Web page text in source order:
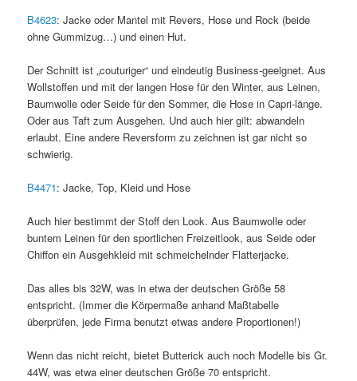
B4623: Jacke oder Mantel mit Revers, Hose und Rock (beide
ohne Gummizug…) und einen Hut.
Der Schnitt ist „couturiger“ und eindeutig Business-geeignet. Aus
Wollstoffen und mit der langen Hose für den Winter, aus Leinen,
Baumwolle oder Seide für den Sommer, die Hose in Capri-länge.
Oder aus Taft zum Ausgehen. Und auch hier gilt: abwandeln
erlaubt. Eine andere Reversform zu zeichnen ist gar nicht so
schwierig.
B4471: Jacke, Top, Kleid und Hose
Auch hier bestimmt der Stoff den Look. Aus Baumwolle oder
buntem Leinen für den sportlichen Freizeitlook, aus Seide oder
Chiffon ein Ausgehkleid mit schmeichelnder Flatterjacke.
Das alles bis 32W, was in etwa der deutschen Größe 58
entspricht. (Immer die Körpermaße anhand Maßtabelle
überprüfen, jede Firma benutzt etwas andere Proportionen!)
Wenn das nicht reicht, bietet Butterick auch noch Modelle bis Gr.
44W, was etwa einer deutschen Größe 70 entspricht.